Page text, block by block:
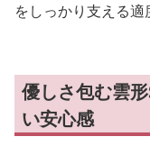
をしっかり支える適
優しさ包む雲
い安心感